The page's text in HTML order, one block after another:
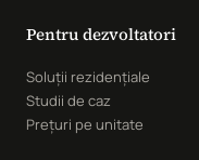
Pentru dezvoltatori
Soluții rezidențiale
Studii de caz
Prețuri pe unitate